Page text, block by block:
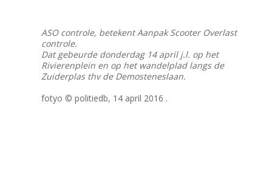
ASO controle, betekent Aanpak Scooter Overlast
controle.
Dat gebeurde donderdag 14 april j.l. op het
Rivierenplein en op het wandelplad langs de
Zuiderplas thv de Demosteneslaan.
fotyo © politiedb, 14 april 2016 .